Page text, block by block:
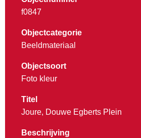
f0847
Objectcategorie
Beeldmateriaal
Objectsoort
Foto kleur
Titel
Joure, Douwe Egberts Plein
Beschrijving